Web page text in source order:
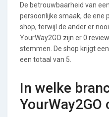
De betrouwbaarheid van
persoonlijke smaak, de ene
shop, terwijl de ander er
YourWay2GO zijn er 0
stemmen. De shop krijgt
een totaal van 5.
In welke